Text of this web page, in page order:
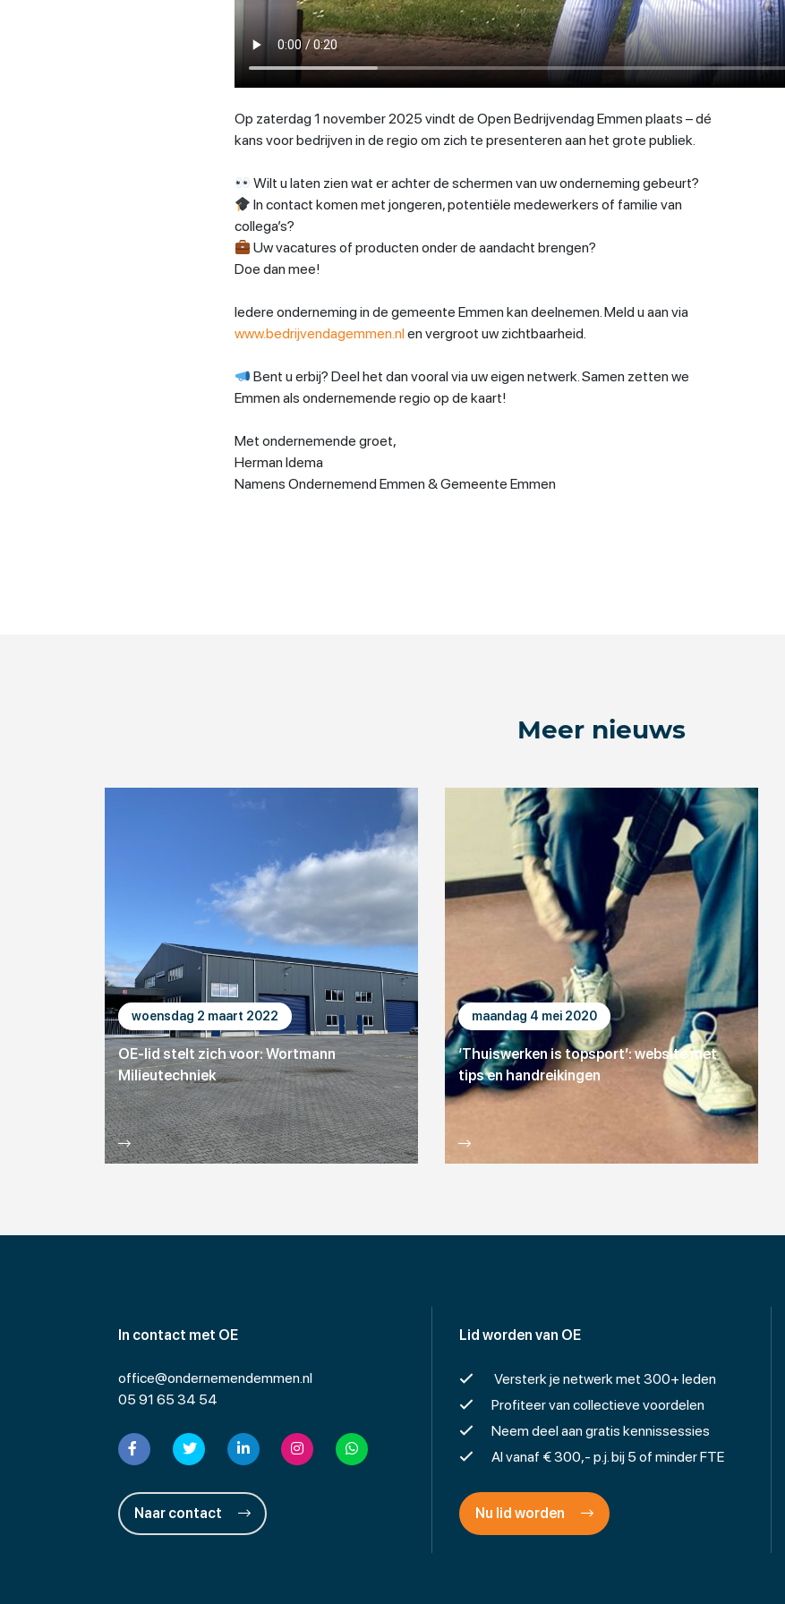
Op zaterdag 1 november 2025 vindt de Open Bedrijvendag Emmen plaats – dé
kans voor bedrijven in de regio om zich te presenteren aan het grote publiek.
Wilt u laten zien wat er achter de schermen van uw onderneming gebeurt?
In contact komen met jongeren, potentiële medewerkers of familie van
collega’s?
Uw vacatures of producten onder de aandacht brengen?
Doe dan mee!
Iedere onderneming in de gemeente Emmen kan deelnemen. Meld u aan via
www.bedrijvendagemmen.nlen vergroot uw zichtbaarheid.
Bent u erbij? Deel het dan vooral via uw eigen netwerk. Samen zetten we
Emmen als ondernemende regio op de kaart!
Met ondernemende groet,
Herman Idema
Namens Ondernemend Emmen & Gemeente Emmen
Meer nieuws
woensdag 2 maart 2022
OE-lid stelt zich voor: Wortmann
Milieutechniek
maandag 4 mei 2020
‘Thuiswerken is topsport’: website met
tips en handreikingen
In contact met OE
office@ondernemendemmen.nl
05 91 65 34 54
Naar contact
Lid worden van OE
Versterk je netwerk met 300+ leden
Profiteer van collectieve voordelen
Neem deel aan gratis kennissessies
Al vanaf € 300,- p.j. bij 5 of minder FTE
Nu lid worden